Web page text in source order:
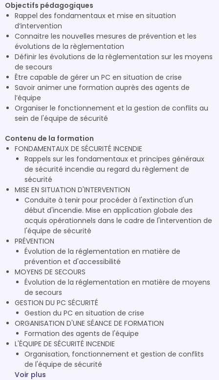
Objectifs pédagogiques
Rappel des fondamentaux et mise en situation
d’intervention
Connaitre les nouvelles mesures de prévention et les
évolutions de la règlementation
Définir les évolutions de la règlementation sur les moyens
de secours
Être capable de gérer un PC en situation de crise
Savoir animer une formation auprès des agents de
l’équipe
Organiser le fonctionnement et la gestion de conflits au
sein de l'équipe de sécurité
Contenu de la formation
FONDAMENTAUX DE SÉCURITÉ INCENDIE
Rappels sur les fondamentaux et principes généraux
de sécurité incendie au regard du règlement de
sécurité
MISE EN SITUATION D'INTERVENTION
Conduite à tenir pour procéder à l'extinction d'un
début d'incendie. Mise en application globale des
acquis opérationnels dans le cadre de l'intervention de
l'équipe de sécurité
PRÉVENTION
Évolution de la réglementation en matière de
prévention et d'accessibilité
MOYENS DE SECOURS
Évolution de la réglementation en matière de moyens
de secours
GESTION DU PC SÉCURITÉ
Gestion du PC en situation de crise
ORGANISATION D'UNE SÉANCE DE FORMATION
Formation des agents de l'équipe
L'ÉQUIPE DE SÉCURITÉ INCENDIE
Organisation, fonctionnement et gestion de conflits
de l'équipe de sécurité
Voir plus